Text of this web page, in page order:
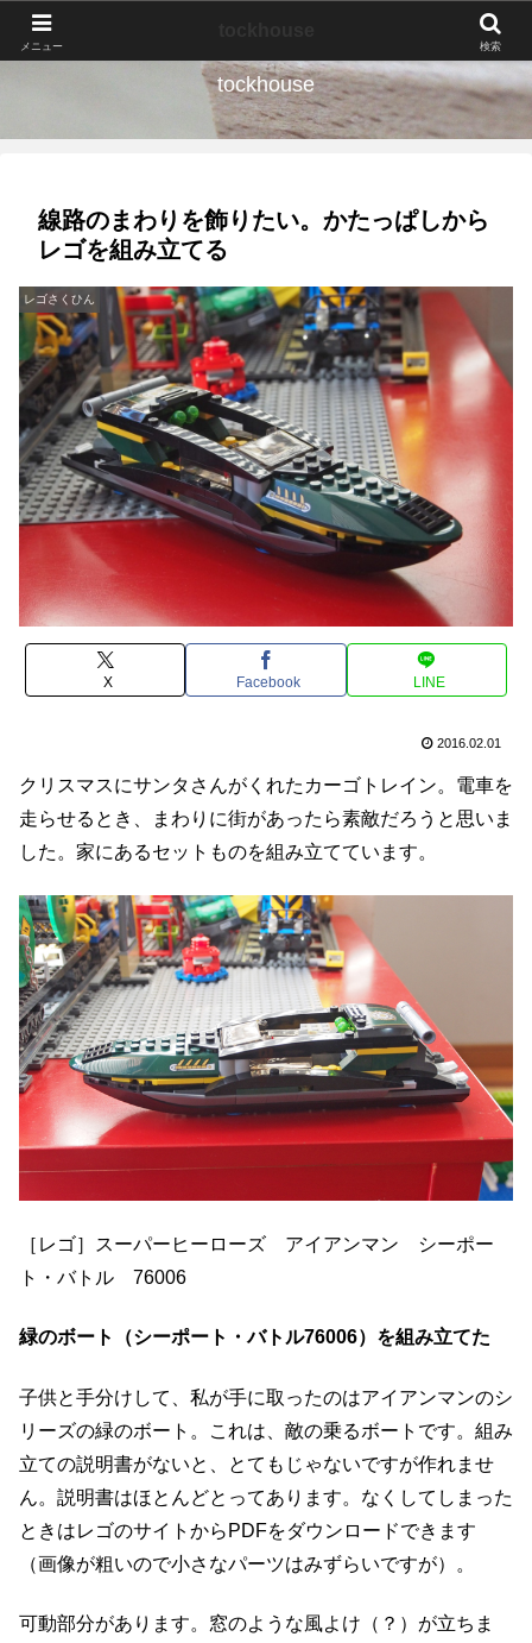
tockhouse
線路のまわりを飾りたい。かたっぱしから
レゴを組み立てる
レゴさくひん
X Facebook LINE
2016.02.01
クリスマスにサンタさんがくれたカーゴトレイン。電車を
走らせるとき、まわりに街があったら素敵だろうと思いま
した。家にあるセットものを組み立てています。
［レゴ］スーパーヒーローズ アイアンマン シーポー
ト・バトル 76006
緑のボート（シーポート・バトル76006）を組み立てた
子供と手分けして、私が手に取ったのはアイアンマンのシ
リーズの緑のボート。これは、敵の乗るボートです。組み
立ての説明書がないと、とてもじゃないですが作れませ
ん。説明書はほとんどとってあります。なくしてしまった
ときはレゴのサイトからPDFをダウンロードできます
（画像が粗いので小さなパーツはみずらいですが）。
可動部分があります。窓のような風よけ（？）が立ちま
メニュー 検索